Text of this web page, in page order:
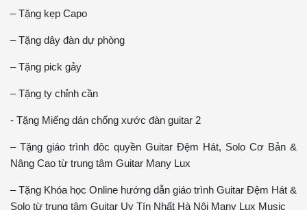
– Tặng kẹp Capo
– Tặng dây đàn dự phòng
– Tặng pick gảy
– Tặng ty chỉnh cần
- Tặng Miếng dán chống xước đàn guitar 2
– Tặng giáo trình đôc quyền Guitar Đệm Hát, Solo Cơ Bản &
Nâng Cao từ trung tâm Guitar Many Lux
– Tặng Khóa học Online hướng dẫn giáo trình Guitar Đệm Hát &
Solo từ trung tâm Guitar Uy Tín Nhất Hà Nội Many Lux Music